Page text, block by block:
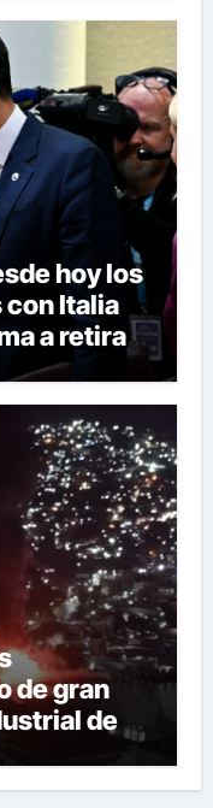
hoy los
Italia
a retirar
de gran
de El